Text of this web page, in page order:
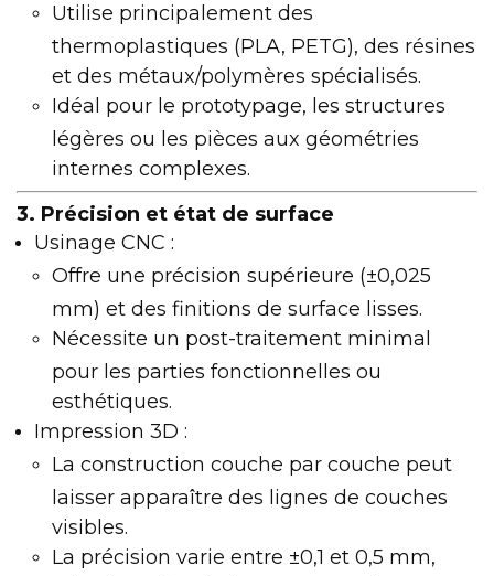
Utilise principalement des
thermoplastiques (PLA, PETG), des résines
et des métaux/polymères spécialisés.
Idéal pour le prototypage, les structures
légères ou les pièces aux géométries
internes complexes.
3. Précision et état de surface
Usinage CNC :
Offre une précision supérieure (±0,025
mm) et des finitions de surface lisses.
Nécessite un post-traitement minimal
pour les parties fonctionnelles ou
esthétiques.
Impression 3D :
La construction couche par couche peut
laisser apparaître des lignes de couches
visibles.
La précision varie entre ±0,1 et 0,5 mm,